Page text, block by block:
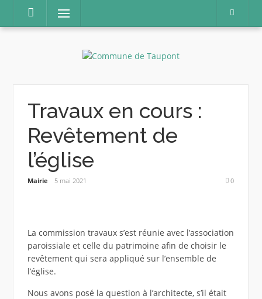
contenu
Menu
Travaux en cours :
Revêtement de
l’église
Mairie 5 mai 2021 0
La commission travaux s’est réunie avec l’association
paroissiale et celle du patrimoine afin de choisir le
revêtement qui sera appliqué sur l’ensemble de
l’église.
Nous avons posé la question à l’architecte, s’il était